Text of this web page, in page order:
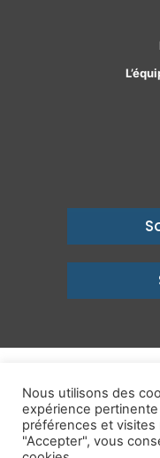
Mentions légales-
Nous utilisons des
expérience
préférences et visites
"Accepter", vous